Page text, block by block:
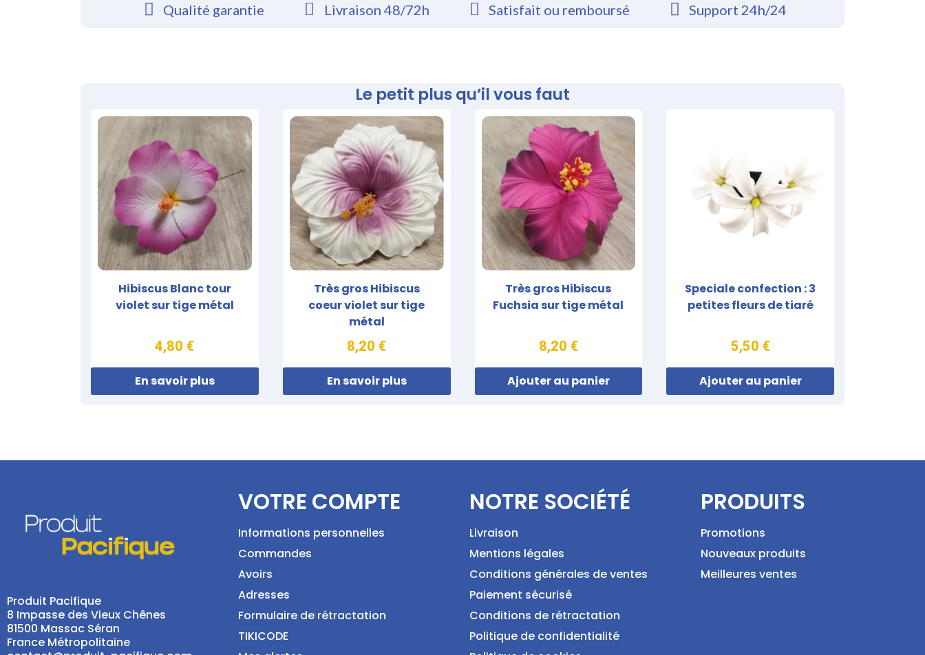
Qualité garantie Livraison 48/72h Satisfait ou remboursé Support 24h/24
Le petit plus qu’il vous faut
Hibiscus Blanc tour
violet sur tige métal
4,80 €
En savoir plus
Très gros Hibiscus
coeur violet sur tige
métal
8,20 €
En savoir plus
Très gros Hibiscus
Fuchsia sur tige métal
8,20 €
Ajouter au panier
Speciale confection : 3
petites fleurs de tiaré
5,50 €
Ajouter au panier
Produit Pacifique
8 Impasse des Vieux Chênes
81500 Massac Séran
France Métropolitaine
VOTRE COMPTE
Informations personnelles
Commandes
Avoirs
Adresses
Formulaire de rétractation
TIKICODE
NOTRE SOCIÉTÉ
Livraison
Mentions légales
Conditions générales de ventes
Paiement sécurisé
Conditions de rétractation
Politique de confidentialité
PRODUITS
Promotions
Nouveaux produits
Meilleures ventes